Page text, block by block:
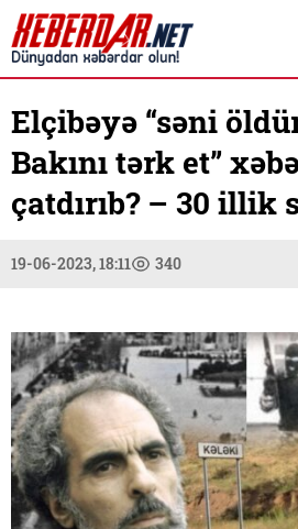
Elçibəyə “səni
Bakını tərk et”
çatdırıb? – 30 illik
19-06-2023, 18:11 340